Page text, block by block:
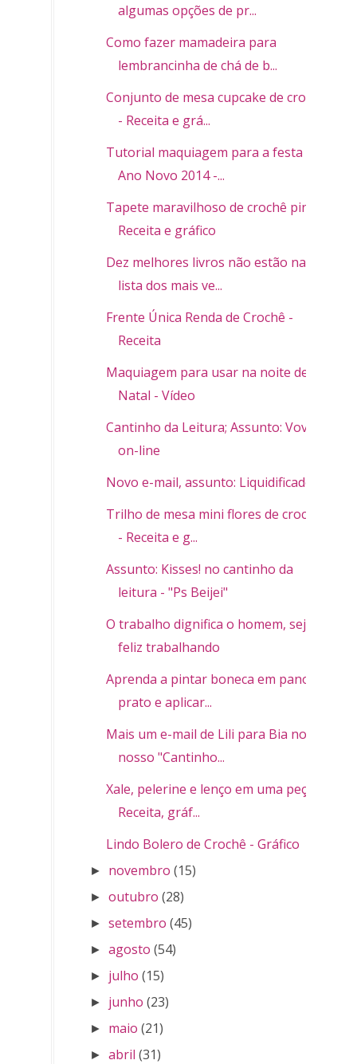
algumas opções de pr...
Como fazer mamadeira para
lembrancinha de chá de b...
Conjunto de mesa cupcake de crochê
- Receita e grá...
Tutorial maquiagem para a festa de
Ano Novo 2014 -...
Tapete maravilhoso de crochê pink -
Receita e gráfico
Dez melhores livros não estão na
lista dos mais ve...
Frente Única Renda de Crochê -
Receita
Maquiagem para usar na noite de
Natal - Vídeo
Cantinho da Leitura; Assunto: Vovó
on-line
Novo e-mail, assunto: Liquidificador
Trilho de mesa mini flores de crochê
- Receita e g...
Assunto: Kisses! no cantinho da
leitura - "Ps Beijei"
O trabalho dignifica o homem, seja
feliz trabalhando
Aprenda a pintar boneca em pano de
prato e aplicar...
Mais um e-mail de Lili para Bia no
nosso "Cantinho...
Xale, pelerine e lenço em uma peça -
Receita, gráf...
Lindo Bolero de Crochê - Gráfico
► novembro (15)
►outubro (28)
►setembro (45)
►agosto (54)
► julho (15)
► junho (23)
► maio (21)
►abril (31)